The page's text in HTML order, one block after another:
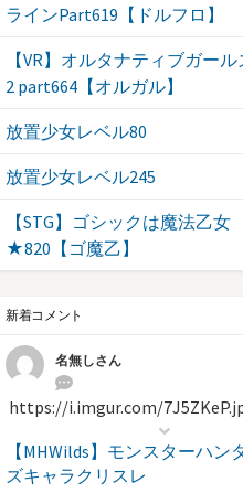
ラインPart619【ドルフロ】
【VR】オルタナティブガール
2 part664【オルガル】
放置少女レベル80
放置少女レベル245
【STG】ゴシックは魔法乙女
★820【ゴ魔乙】
新着コメント
名無しさん
https://i.imgur.com/
【MHWilds】モンスターハン
ズキャラクリスレ